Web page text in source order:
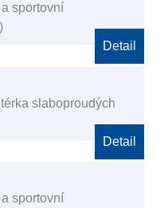
sportovní
Detail
slaboproudých
Detail
sportovní